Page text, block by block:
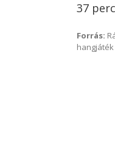
37 perc
Forrás: